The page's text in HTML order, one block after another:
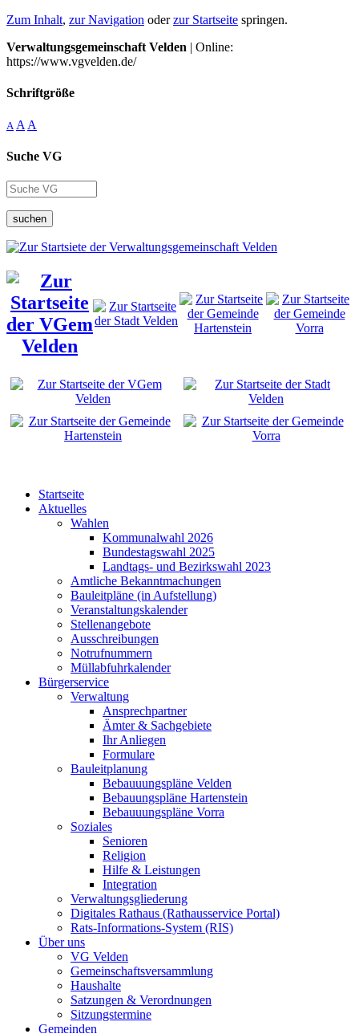
Zum Inhalt, zur Navigation oderzur Startseite springen.
Verwaltungsgemeinschaft Velden | Online:
https://www.vgvelden.de/
Schriftgröße
A A A
Suche VG
suchen
Startseite
Aktuelles
Wahlen
Kommunalwahl 2026
Bundestagswahl 2025
Landtags- und Bezirkswahl 2023
Amtliche Bekanntmachungen
Bauleitpläne (in Aufstellung)
Veranstaltungskalender
Stellenangebote
Ausschreibungen
Notrufnummern
Müllabfuhrkalender
Bürgerservice
Verwaltung
Ansprechpartner
Ämter & Sachgebiete
Ihr Anliegen
Formulare
Bauleitplanung
Bebauuungspläne Velden
Bebauungspläne Hartenstein
Bebauuungspläne Vorra
Soziales
Senioren
Religion
Hilfe & Leistungen
Integration
Verwaltungsgliederung
Digitales Rathaus (Rathausservice Portal)
Rats-Informations-System (RIS)
Über uns
VG Velden
Gemeinschaftsversammlung
Haushalte
Satzungen & Verordnungen
Sitzungstermine
Gemeinden